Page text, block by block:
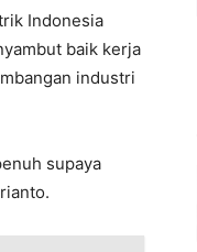
Indonesia
baik kerja
industri
supaya